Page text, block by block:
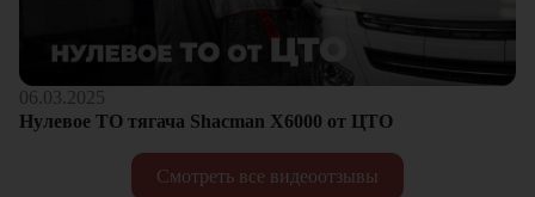
Смотреть все видеоотзывы
06.03.2025
Нулевое ТО тягача Shacman Х6000 от ЦТО